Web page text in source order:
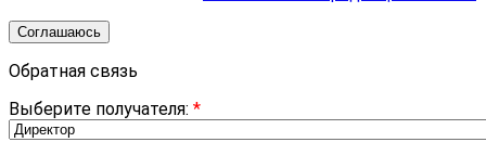
Соглашаюсь
Обратная связь
Выберите получателя: *